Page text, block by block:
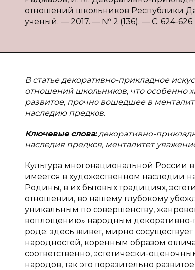
отношений школьников Республики
ученый. — 2017. — № 2 (136). — С. 624-
В статье декоративно-прикладное
отношений школьников, что особенно
развитое, прочно вошедшее в
наследию предков.
Ключевые слова:декоративно-
наследия предков, менталитет
Культура многонациональной России
имеется в художественном наследии
Родины, в их бытовых традициях,
отношении, во нашему глубокому
уникальным по совершенству,
воплощению» народным декоративно-
роде: здесь живет, мирно
народностей, коренным образом
соответственно, эстетически-
народов, так это поразительно